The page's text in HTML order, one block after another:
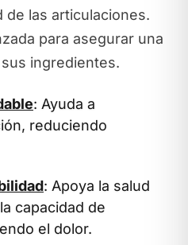
de las articulaciones.
para asegurar una
ingredientes.
: Ayuda a
reduciendo
: Apoya la salud
capacidad de
el dolor.